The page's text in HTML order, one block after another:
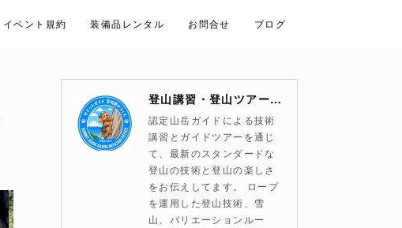
イベント規約 装備品レンタル お問合せ ブログ
登山講習・登山ツアー・山岳ガイド サミットガイド宮崎薫オフィス
認定山岳ガイドによる技術
講習とガイドツアーを通じ
て、最新のスタンダードな
登山の技術と登山の楽しさ
をお伝えしてます。 ロープ
を運用した登山技術、雪
山、バリエーションルー